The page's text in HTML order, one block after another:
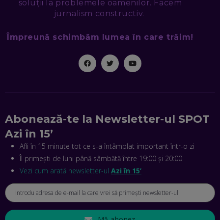
CE-AM ÎNVĂȚAT DIN EPISODUL GEORGESCU
EP. 46
EP. 44
CRISTIAN GROZEA, BEEFAST: PREGĂTIM CEL MAI BUN
DISPECERAT AUTOMAT DE PE PIAȚĂ! CUM POATE
REVOLUȚIONA LIVRĂRILE RAPIDE, DIN ROMÂNIA PÂNĂ ÎN
ASIA
EP. 43
ANDREI NICOARĂ, EXPERT ÎN E-GUVERNARE: N-O SĂ NE
MAI MEARGĂ PREA MULT CU MANȚOGĂRII! DACĂ NU NE
RESPECTĂM OBLIGAȚIILE EUROPENE, VOM AVEA
PROBLEME
soluții la problemele oamenilor. Facem
jurnalism constructiv.
Împreună schimbăm lumea în care trăim!
Abonează-te la Newsletter-ul SPOT
Azi în 15’
Afli în 15 minute tot ce s-a întâmplat important într-o zi
Îl primești de luni până sâmbătă între 19:00 și 20:00
Vezi cum arată newsletter-ul Azi în 15’